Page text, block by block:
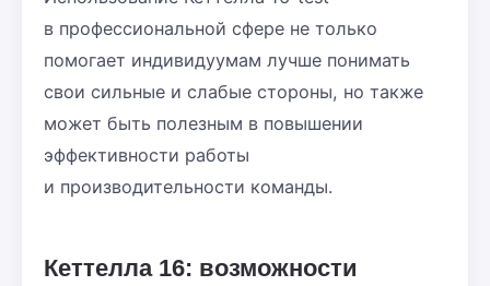
в профессиональной сфере не только
помогает индивидуумам лучше понимать
свои сильные и слабые стороны, но также
может быть полезным в повышении
эффективности работы
и производительности команды.
Кеттелла 16: возможности